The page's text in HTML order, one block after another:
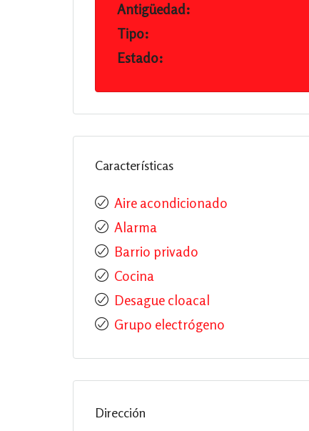
Antigüedad:
Tipo:
Estado:
Características
Aire acondicionado
Alarma
Barrio privado
Cocina
Desague cloacal
Grupo electrógeno
Dirección